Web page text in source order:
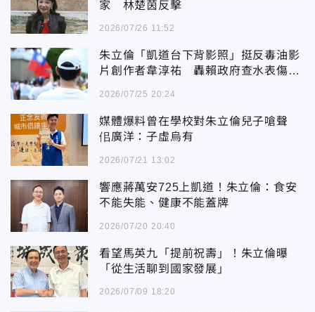
家 林楚茵反擊
2026/07/26 11:52
朱立倫「凱道台下背影照」挺反毒油影
片創作者韋淳祐 轟賴政府查水表傷害
2026/07/25 20:24
媒體爆料曾在學校對朱立倫兒子嗆聲
佀廣洋：子虛烏有
2026/07/21 13:02
響應蔣萬安725上凱道！朱立倫：食安
不能失能、健康不能蓋牌
2026/07/20 20:40
看望馬英九「提前祝壽」！朱立倫曝
「從生活聊到國家發展」
2026/07/09 18:20